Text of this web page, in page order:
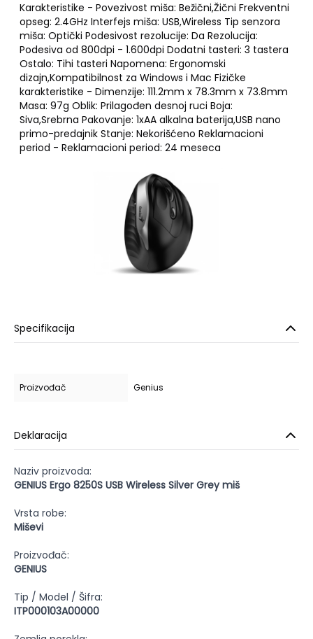
Karakteristike - Povezivost miša: Bežični,Žični Frekventni
opseg: 2.4GHz Interfejs miša: USB,Wireless Tip senzora
miša: Optički Podesivost rezolucije: Da Rezolucija:
Podesiva od 800dpi - 1.600dpi Dodatni tasteri: 3 tastera
Ostalo: Tihi tasteri Napomena: Ergonomski
dizajn,Kompatibilnost za Windows i Mac Fizičke
karakteristike - Dimenzije: 111.2mm x 78.3mm x 73.8mm
Masa: 97g Oblik: Prilagođen desnoj ruci Boja:
Siva,Srebrna Pakovanje: 1xAA alkalna baterija,USB nano
primo-predajnik Stanje: Nekorišćeno Reklamacioni
period - Reklamacioni period: 24 meseca
Specifikacija
Proizvođač Genius
Deklaracija
Naziv proizvoda:
GENIUS Ergo 8250S USB Wireless Silver Grey miš
Vrsta robe:
Miševi
Proizvođač:
GENIUS
Tip / Model / Šifra:
ITP000103A00000